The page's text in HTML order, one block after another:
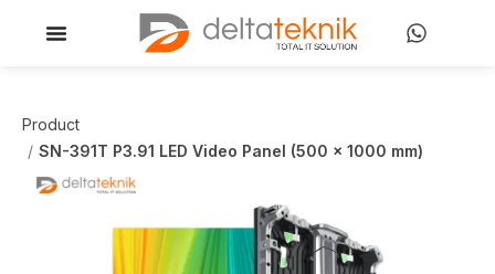
Product
SN-391T P3.91 LED Video Panel (500 x 1000 mm)